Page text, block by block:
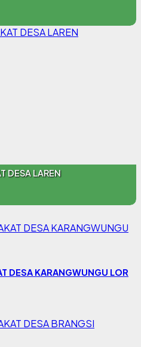
DESA LAREN
DESA KARANGWUNGU LOR